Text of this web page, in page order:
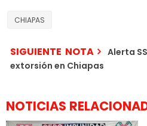
CHIAPAS
SIGUIENTE NOTA
Alerta
extorsión en Chiapas
NOTICIAS